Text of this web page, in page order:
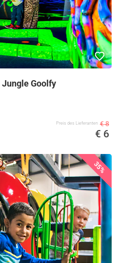
Goolfy
Preis des Lieferanten € 8
€ 6
35%